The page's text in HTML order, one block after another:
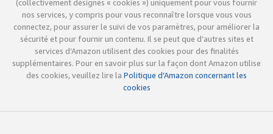
(collectivement désignés « cookies ») uniquement pour vous fournir
nos services, y compris pour vous reconnaître lorsque vous vous
connectez, pour assurer le suivi de vos paramètres, pour améliorer la
sécurité et pour fournir un contenu. Il se peut que d’autres sites et
services d’Amazon utilisent des cookies pour des finalités
supplémentaires. Pour en savoir plus sur la façon dont Amazon utilise
des cookies, veuillez lire la Politique d’Amazon concernant les
cookies